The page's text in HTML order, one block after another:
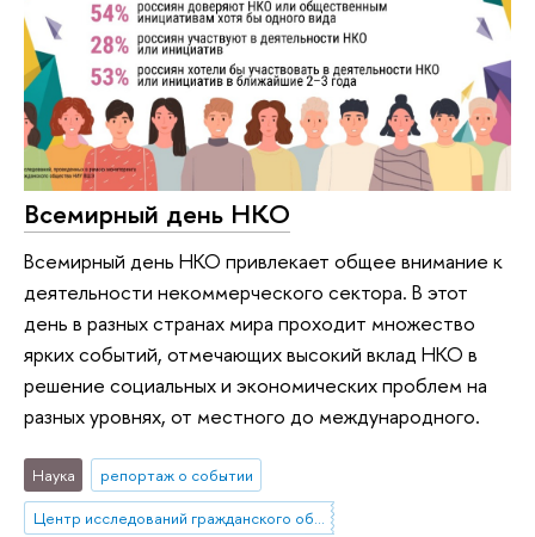
Всемирный день НКО
Всемирный день НКО привлекает общее внимание к
деятельности некоммерческого сектора. В этот
день в разных странах мира проходит множество
ярких событий, отмечающих высокий вклад НКО в
решение социальных и экономических проблем на
разных уровнях, от местного до международного.
Наука
репортаж о событии
Центр исследований гражданского общества и некоммерческого сектора